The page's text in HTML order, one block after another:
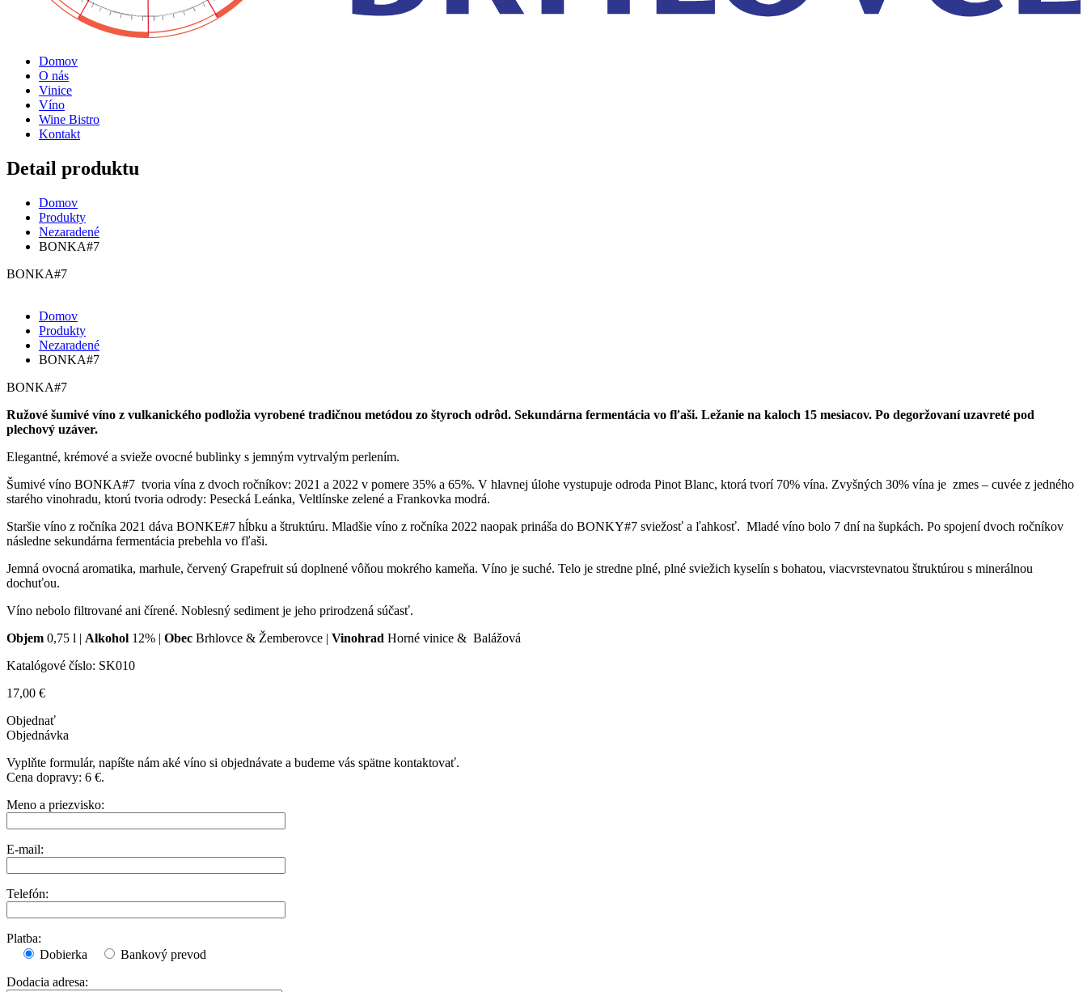
Domov
O nás
Vinice
Víno
Wine Bistro
Kontakt
Detail produktu
Domov
Produkty
Nezaradené
BONKA#7
BONKA#7
Domov
Produkty
Nezaradené
BONKA#7
BONKA#7
Ružové šumivé víno z vulkanického podložia vyrobené tradičnou metódou zo štyroch odrôd. Sekundárna fermentácia vo fľaši. Ležanie na kaloch 15 mesiacov. Po degoržovaní uzavreté pod
plechový uzáver.
Elegantné, krémové a svieže ovocné bublinky s jemným vytrvalým perlením.
Šumivé víno BONKA#7 tvoria vína z dvoch ročníkov: 2021 a 2022 v pomere 35% a 65%. V hlavnej úlohe vystupuje odroda Pinot Blanc, ktorá tvorí 70% vína. Zvyšných 30% vína je zmes – cuvée z jedného
starého vinohradu, ktorú tvoria odrody: Pesecká Leánka, Veltlínske zelené a Frankovka modrá.
Staršie víno z ročníka 2021 dáva BONKE#7 hĺbku a štruktúru. Mladšie víno z ročníka 2022 naopak prináša do BONKY#7 sviežosť a ľahkosť. Mladé víno bolo 7 dní na šupkách. Po spojení dvoch ročníkov
následne sekundárna fermentácia prebehla vo fľaši.
Jemná ovocná aromatika, marhule, červený Grapefruit sú doplnené vôňou mokrého kameňa. Víno je suché. Telo je stredne plné, plné sviežich kyselín s bohatou, viacvrstevnatou štruktúrou s minerálnou
dochuťou.
Víno nebolo filtrované ani čírené. Noblesný sediment je jeho prirodzená súčasť.
Objem 0,75 l | Alkohol 12% | Obec Brhlovce & Žemberovce | Vinohrad Horné vinice & Balážová
Katalógové číslo: SK010
17,00 €
Objednať
Objednávka
Vyplňte formulár, napíšte nám aké víno si objednávate a budeme vás spätne kontaktovať.
Cena dopravy: 6 €.
Meno a priezvisko:
E-mail:
Telefón:
Platba:
Dobierka
Bankový prevod
Dodacia adresa: